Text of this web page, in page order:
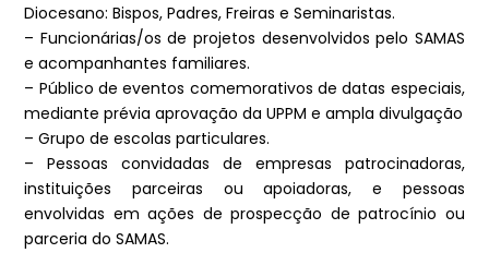
Diocesano: Bispos, Padres, Freiras e Seminaristas.
– Funcionárias/os de projetos desenvolvidos pelo SAMAS
e acompanhantes familiares.
– Público de eventos comemorativos de datas especiais,
mediante prévia aprovação da UPPM e ampla divulgação
– Grupo de escolas particulares.
– Pessoas convidadas de empresas patrocinadoras,
instituições parceiras ou apoiadoras, e pessoas
envolvidas em ações de prospecção de patrocínio ou
parceria do SAMAS.